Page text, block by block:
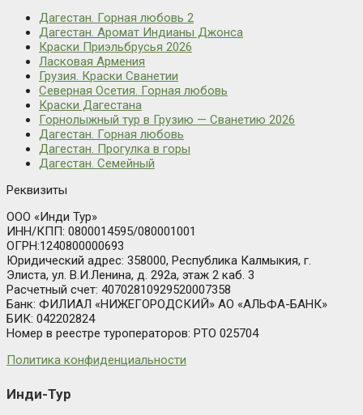
Дагестан. Горная любовь 2
Дагестан. Аромат Индианы Джонса
Краски Приэльбрусья 2026
Ласковая Армения
Грузия. Краски Сванетии
Северная Осетия. Горная любовь
Краски Дагестана
Горнолыжный тур в Грузию — Сванетию 2026
Дагестан. Горная любовь
Дагестан. Прогулка в горы
Дагестан. Семейный
Реквизиты
ООО «Инди Тур»
ИНН/КПП: 0800014595/080001001
ОГРН:1240800000693
Юридический адрес: 358000, Республика Калмыкия, г.
Элиста, ул. В.И.Ленина, д. 292а, этаж 2 каб. 3
Расчетный счет: 40702810929520007358
Банк: ФИЛИАЛ «НИЖЕГОРОДСКИЙ» АО «АЛЬФА-БАНК»
БИК: 042202824
Номер в реестре туроператоров: РТО 025704
Политика конфиденциальности
Инди-Тур